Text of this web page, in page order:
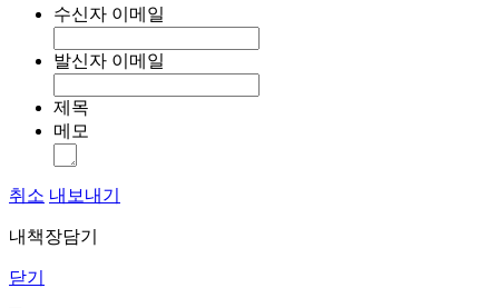
수신자 이메일
발신자 이메일
제목
메모
취소 내보내기
내책장담기
닫기